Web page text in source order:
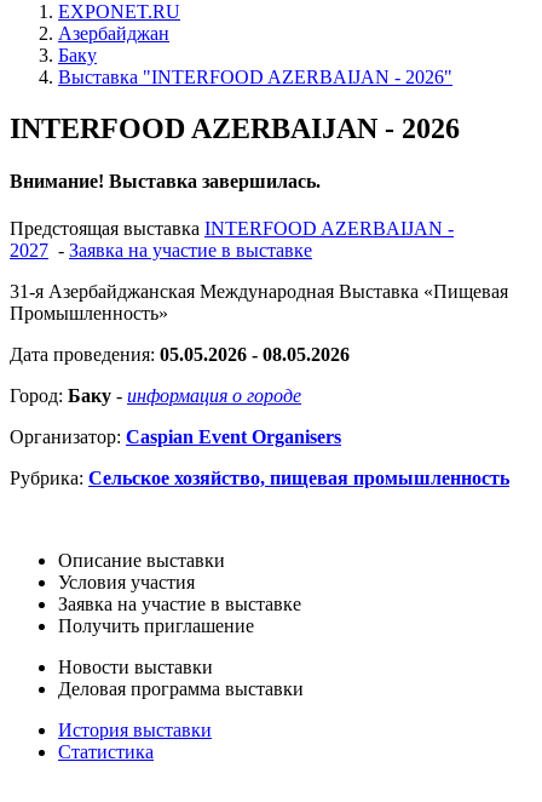
EXPONET.RU
Азербайджан
Баку
Выставка "INTERFOOD AZERBAIJAN - 2026"
INTERFOOD AZERBAIJAN - 2026
Внимание! Выставка завершилась.
Предстоящая выставка INTERFOOD AZERBAIJAN -
2027 - Заявка на участие в выставке
31-я Азербайджанская Международная Выставка «Пищевая
Промышленность»
Дата проведения: 05.05.2026 - 08.05.2026
Город: Баку - информация о городе
Организатор: Caspian Event Organisers
Рубрика: Сельское хозяйство, пищевая промышленность
Описание выставки
Условия участия
Заявка на участие в выставке
Получить приглашение
Новости выставки
Деловая программа выставки
История выставки
Статистика